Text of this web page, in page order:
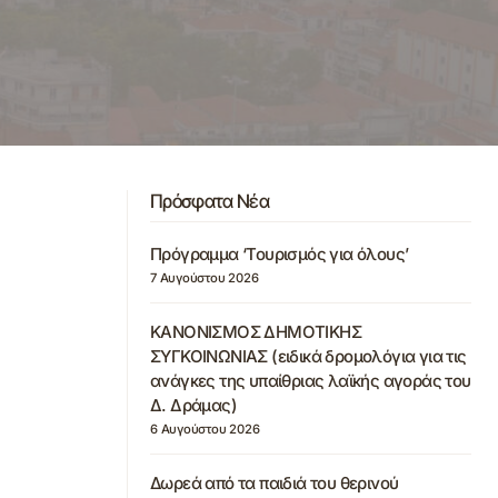
Πρόσφατα Νέα
Πρόγραμμα ‘Τουρισμός για όλους’
7 Αυγούστου 2026
ΚΑΝΟΝΙΣΜΟΣ ΔΗΜΟΤΙΚΗΣ
ΣΥΓΚΟΙΝΩΝΙΑΣ (ειδικά δρομολόγια για τις
ανάγκες της υπαίθριας λαϊκής αγοράς του
Δ. Δράμας)
6 Αυγούστου 2026
Δωρεά από τα παιδιά του θερινού